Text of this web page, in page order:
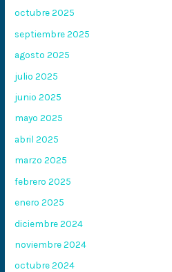
octubre 2025
septiembre 2025
agosto 2025
julio 2025
junio 2025
mayo 2025
abril 2025
marzo 2025
febrero 2025
enero 2025
diciembre 2024
noviembre 2024
octubre 2024